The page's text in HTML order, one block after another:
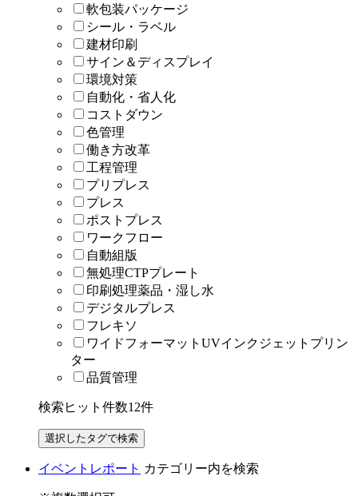
軟包装パッケージ
シール・ラベル
建材印刷
サイン＆ディスプレイ
環境対策
自動化・省人化
コストダウン
色管理
働き方改革
工程管理
プリプレス
プレス
ポストプレス
ワークフロー
自動組版
無処理CTPプレート
印刷処理薬品・湿し水
デジタルプレス
フレキソ
ワイドフォーマットUVインクジェットプリン
ター
品質管理
検索ヒット件数12件
イベントレポート カテゴリー内を検索